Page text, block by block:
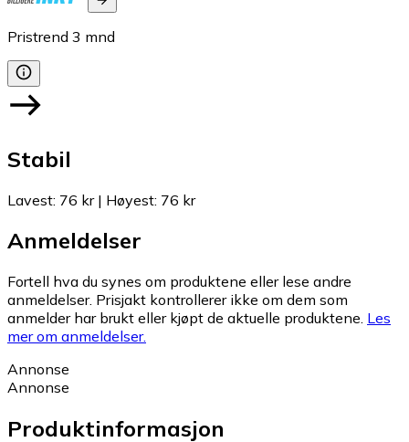
Pristrend 3 mnd
Stabil
Lavest: 76 kr| Høyest: 76 kr
Anmeldelser
Fortell hva du synes om produktene eller lese andre
anmeldelser. Prisjakt kontrollerer ikke om dem som
anmelder har brukt eller kjøpt de aktuelle produktene. Les
mer om anmeldelser.
Annonse
Annonse
Produktinformasjon